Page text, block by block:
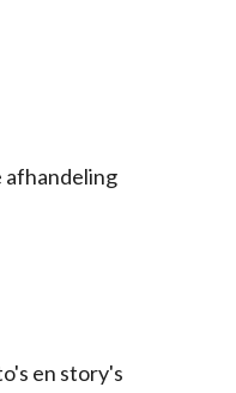
afhandeling
en story's